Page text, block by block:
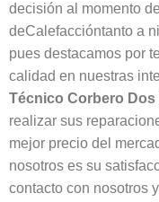
decisión al momento
deCalefaccióntanto a
pues destacamos por
calidad en nuestras
Técnico Corbero
realizar sus
mejor precio del
nosotros es su
contacto con nosotros